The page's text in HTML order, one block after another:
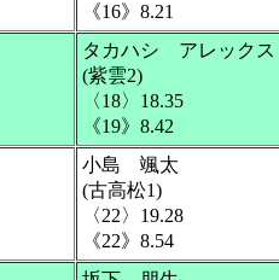
《16》8.21
タカハシ アレックス
(紫雲2)
〈18〉18.35
《19》8.42
小島 颯太
(古高松1)
〈22〉19.28
《22》8.54